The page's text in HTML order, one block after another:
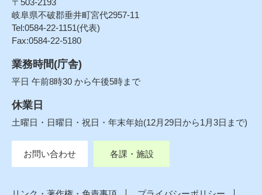
〒503-2193
岐阜県不破郡垂井町宮代2957-11
Tel:0584-22-1151(代表)
Fax:0584-22-5180
業務時間(庁舎)
平日 午前8時30 から午後5時まで
休業日
土曜日・日曜日・祝日・年末年始(12月29日から1月3日まで)
お問い合わせ 各課・施設